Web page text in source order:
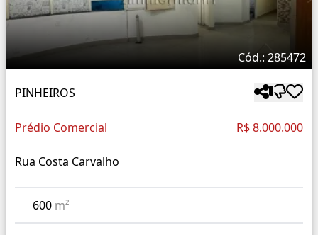
Cód.: 285472
PINHEIROS
Prédio Comercial R$ 8.000.000
Rua Costa Carvalho
600 m²